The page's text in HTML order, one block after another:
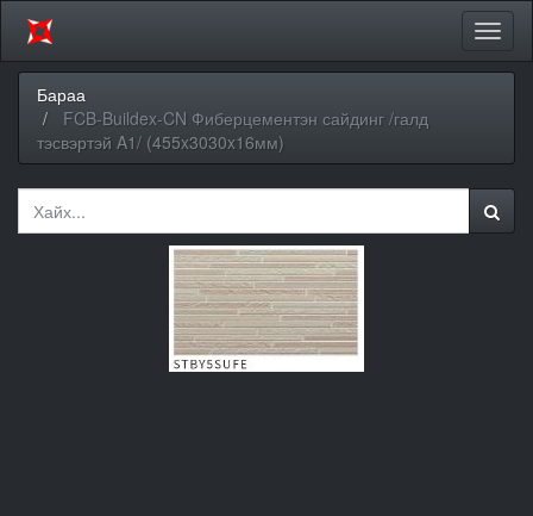
Бараа
FCB-Buildex-CN Фиберцементэн сайдинг /галд
тэсвэртэй A1/ (455x3030x16мм)